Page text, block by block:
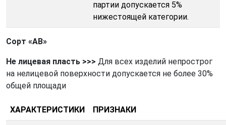
партии допускается 5%
нижестоящей категории.
Сорт «АВ»
Не лицевая пласть >>> Для всех изделий непрострог
на нелицевой поверхности допускается не более 30%
общей площади
ХАРАКТЕРИСТИКИ ПРИЗНАКИ